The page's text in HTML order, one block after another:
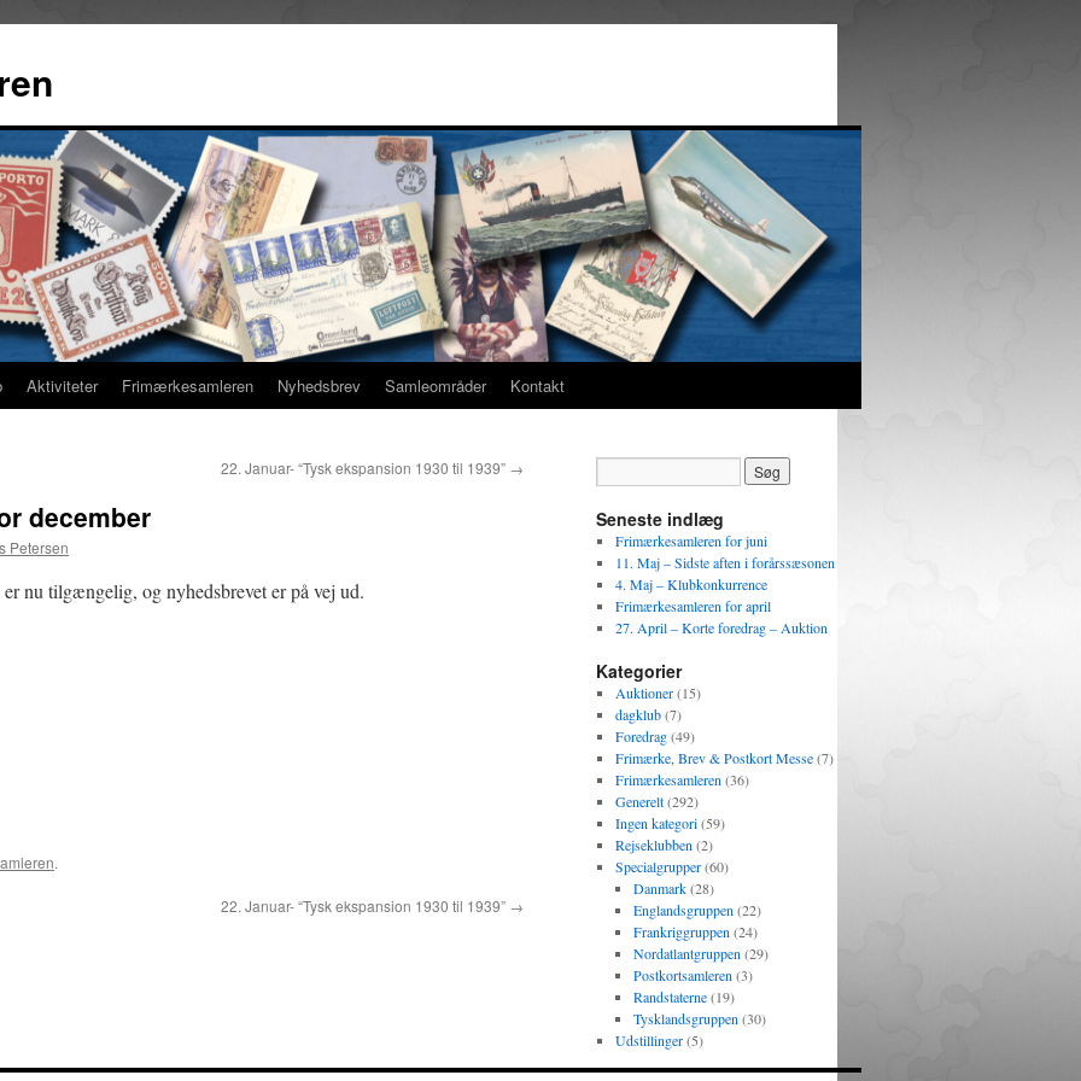
Aktiviteter Frimærkesamleren Nyhedsbrev Samleområder Kontakt
22. Januar- “Tysk ekspansion 1930 til 1939” →
december
Petersen
nu tilgængelig, og nyhedsbrevet er på vej ud.
.
22. Januar- “Tysk ekspansion 1930 til 1939” →
Seneste indlæg
Frimærkesamleren for juni
11. Maj – Sidste aften i forårssæsonen
4. Maj – Klubkonkurrence
Frimærkesamleren for april
27. April – Korte foredrag – Auktion
Kategorier
Auktioner(15)
dagklub(7)
Foredrag(49)
Frimærke, Brev & Postkort Messe(7)
Frimærkesamleren (36)
Generelt(292)
Ingen kategori(59)
Rejseklubben (2)
Specialgrupper(60)
Danmark(28)
Englandsgruppen (22)
Frankriggruppen (24)
Nordatlantgruppen (29)
Postkortsamleren (3)
Randstaterne(19)
Tysklandsgruppen (30)
Udstillinger(5)